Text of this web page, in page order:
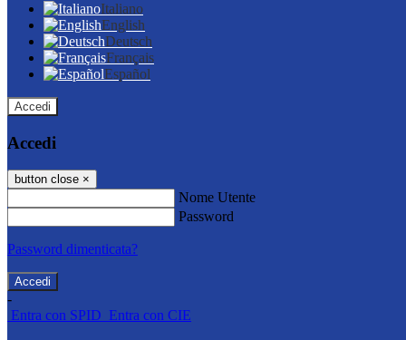
Italiano
English
Deutsch
Français
Español
Accedi
Accedi
button close ×
Nome Utente
Password
Password dimenticata?
-
Entra con SPID Entra con CIE